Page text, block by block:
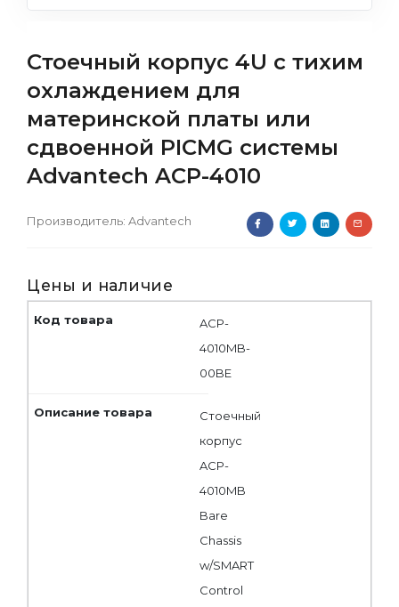
Стоечный корпус 4U с тихим
охлаждением для
материнской платы или
сдвоенной PICMG системы
Advantech ACP-4010
Производитель: Advantech
Цены и наличие
ACP-
4010MB-
00BE
Стоечный
корпус
ACP-
4010MB
Bare
Chassis
w/SMART
Control